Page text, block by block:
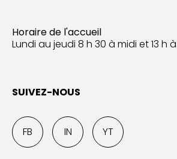
Horaire de l'accueil
Lundi au jeudi 8 h 30 à midi et 13 h à
SUIVEZ-NOUS
FB IN YT